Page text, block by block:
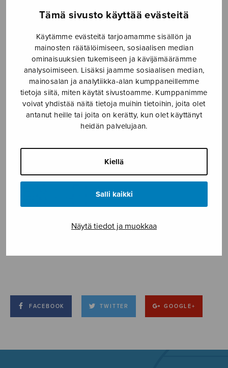
Tämä sivusto käyttää evästeitä
Käytämme evästeitä tarjoamamme sisällön ja
mainosten räätälöimiseen, sosiaalisen median
ominaisuuksien tukemiseen ja kävijämäärämme
analysoimiseen. Lisäksi jaamme sosiaalisen median,
mainosalan ja analytiikka-alan kumppaneillemme
tietoja siitä, miten käytät sivustoamme. Kumppanimme
voivat yhdistää näitä tietoja muihin tietoihin, joita olet
antanut heille tai joita on kerätty, kun olet käyttänyt
heidän palvelujaan.
Kiellä
Salli kaikki
Näytä tiedot ja muokkaa
Etusivu › Media › When I heard the learned
When I heard the learned
23.8.2018
FACEBOOK TWITTER GOOGLE+